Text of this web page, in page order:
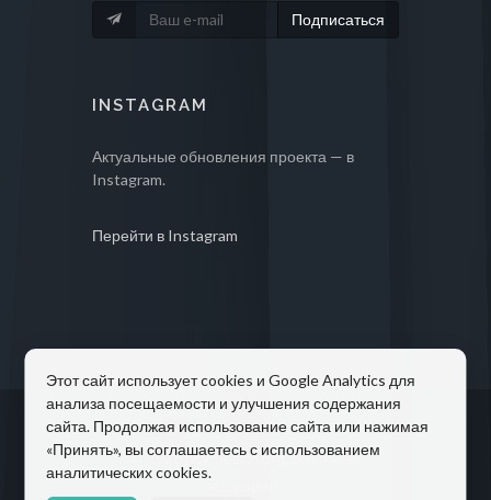
Подписаться
INSTAGRAM
Актуальные обновления проекта — в
Instagram.
Перейти в Instagram
© 2026 psy-health.org, все права
Этот сайт использует cookies и Google Analytics для
анализа посещаемости и улучшения содержания
сайта. Продолжая использование сайта или нажимая
«Принять», вы соглашаетесь с использованием
аналитических cookies.